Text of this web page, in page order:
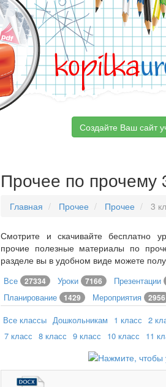
kopilka
Создайте Ваш сайт
Прочее по прочему
Главная Прочее Прочее 3
Смотрите и скачивайте бесплатно
прочие полезные материалы по
разделе вы в удобном виде можете
Все 27334 Уроки 7166
Презентации
Планирование 1429 Мероприятия 2956
Все классы Дошкольникам 1 класс 2
7 класс 8 класс 9 класс 10 класс 11